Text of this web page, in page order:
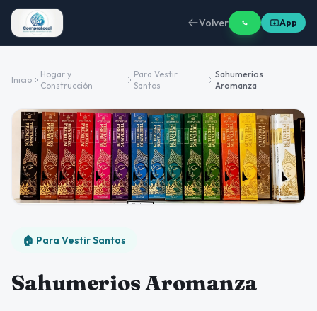
Volver App
Inicio
Hogar y
Construcción
Para Vestir
Santos
Sahumerios
Aromanza
🏠 Para Vestir Santos
Sahumerios Aromanza